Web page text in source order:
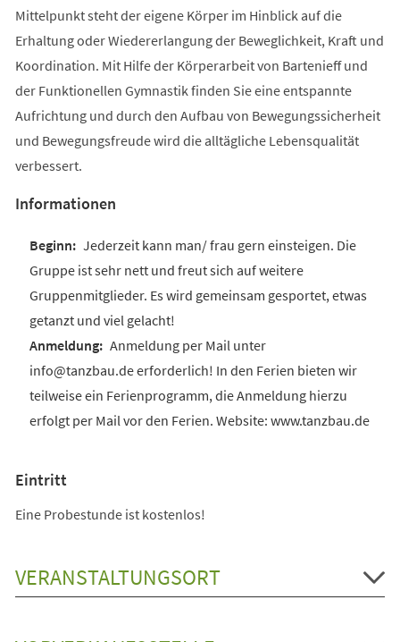
Mittelpunkt steht der eigene Körper im Hinblick auf die
Erhaltung oder Wiedererlangung der Beweglichkeit, Kraft und
Koordination. Mit Hilfe der Körperarbeit von Bartenieff und
der Funktionellen Gymnastik finden Sie eine entspannte
Aufrichtung und durch den Aufbau von Bewegungssicherheit
und Bewegungsfreude wird die alltägliche Lebensqualität
verbessert.
Informationen
Jederzeit kann man/ frau gern einsteigen. Die
Gruppe ist sehr nett und freut sich auf weitere
Gruppenmitglieder. Es wird gemeinsam gesportet, etwas
getanzt und viel gelacht!
Anmeldung per Mail unter
info@tanzbau.de erforderlich! In den Ferien bieten wir
teilweise ein Ferienprogramm, die Anmeldung hierzu
erfolgt per Mail vor den Ferien. Website: www.tanzbau.de
Eintritt
Eine Probestunde ist kostenlos!
VERANSTALTUNGSORT